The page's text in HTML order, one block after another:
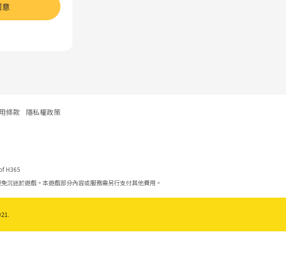
條款 隱私權政策
H365
沉迷於遊戲。本遊戲部分內容或服務需另行支付其他費用。